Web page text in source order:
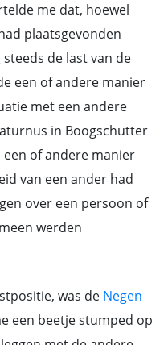
me dat, hoewel
plaatsgevonden
de last van de
een of andere manier
met een andere
in Boogschutter
of andere manier
van een ander had
over een persoon of
werden
was de Negen
een beetje stumped op